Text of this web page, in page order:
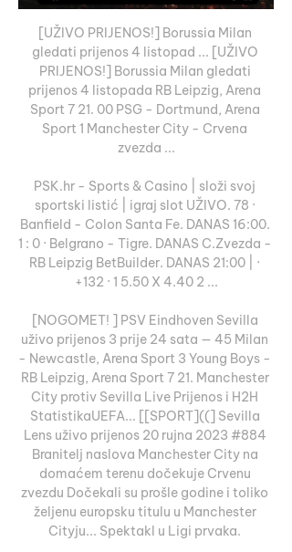
[UŽIVO PRIJENOS!] Borussia Milan
gledati prijenos 4 listopad ... [UŽIVO
PRIJENOS!] Borussia Milan gledati
prijenos 4 listopada RB Leipzig, Arena
Sport 7 21. 00 PSG - Dortmund, Arena
Sport 1 Manchester City - Crvena
zvezda ...
PSK.hr - Sports & Casino | složi svoj
sportski listić | igraj slot UŽIVO. 78 ·
Banfield - Colon Santa Fe. DANAS 16:00.
1 : 0 · Belgrano - Tigre. DANAS C.Zvezda -
RB Leipzig BetBuilder. DANAS 21:00 | ·
+132 · 1 5.50 X 4.40 2 ...
[NOGOMET! ] PSV Eindhoven Sevilla
uživo prijenos 3 prije 24 sata — 45 Milan
- Newcastle, Arena Sport 3 Young Boys -
RB Leipzig, Arena Sport 7 21. Manchester
City protiv Sevilla Live Prijenos i H2H
StatistikaUEFA... [[SPORT]((] Sevilla
Lens uživo prijenos 20 rujna 2023 #884
Branitelj naslova Manchester City na
domaćem terenu dočekuje Crvenu
zvezdu Dočekali su prošle godine i toliko
željenu europsku titulu u Manchester
Cityju... Spektakl u Ligi prvaka.